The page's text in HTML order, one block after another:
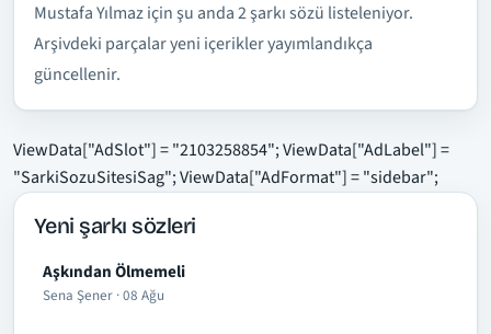
Mustafa Yılmaz için şu anda 2 şarkı sözü listeleniyor.
Arşivdeki parçalar yeni içerikler yayımlandıkça
güncellenir.
ViewData["AdSlot"] = "2103258854"; ViewData["AdLabel"] =
"SarkiSozuSitesiSag"; ViewData["AdFormat"] = "sidebar";
Yeni şarkı sözleri
Aşkından Ölmemeli
Sena Şener · 08 Ağu